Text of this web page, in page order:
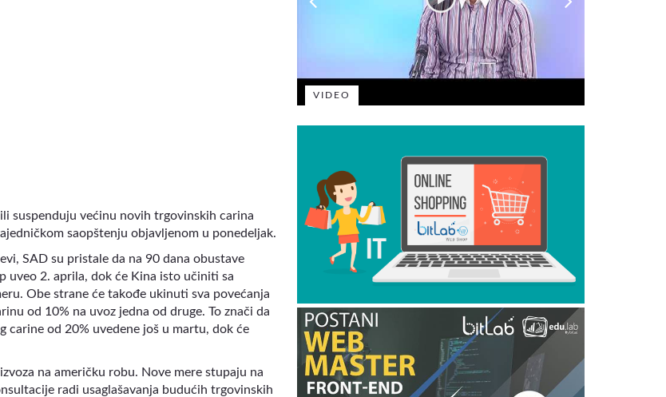
suspenduju većinu novih trgovinskih carina
saopštenju objavljenom u ponedeljak.
SAD su pristale da na 90 dana obustave
uveo 2. aprila, dok će Kina isto učiniti sa
Obe strane će takođe ukinuti sva povećanja
od 10% na uvoz jedna od druge. To znači da
carine od 20% uvedene još u martu, dok će
na američku robu. Nove mere stupaju na
radi usaglašavanja budućih trgovinskih
VIDEO